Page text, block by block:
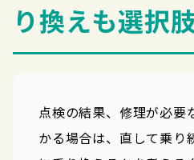
り換えも選択
点検の結果、修理が必要
かる場合は、直して乗り